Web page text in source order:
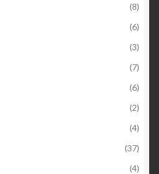
(8)
(6)
(3)
(7)
(6)
(2)
(4)
(37)
(4)